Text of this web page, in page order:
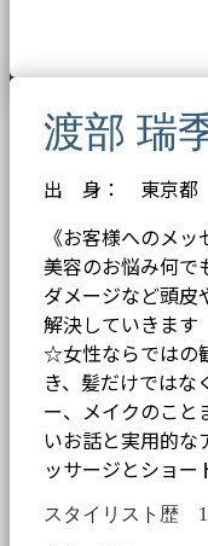
渡部 瑞
出 身： 東京都
《お客様へのメッ
美容のお悩み何で
ダメージなど頭皮
解決していきます
☆女性ならではの
き、髪だけではな
ー、メイクのこと
いお話と実用的な
ッサージとショー
スタイリスト歴